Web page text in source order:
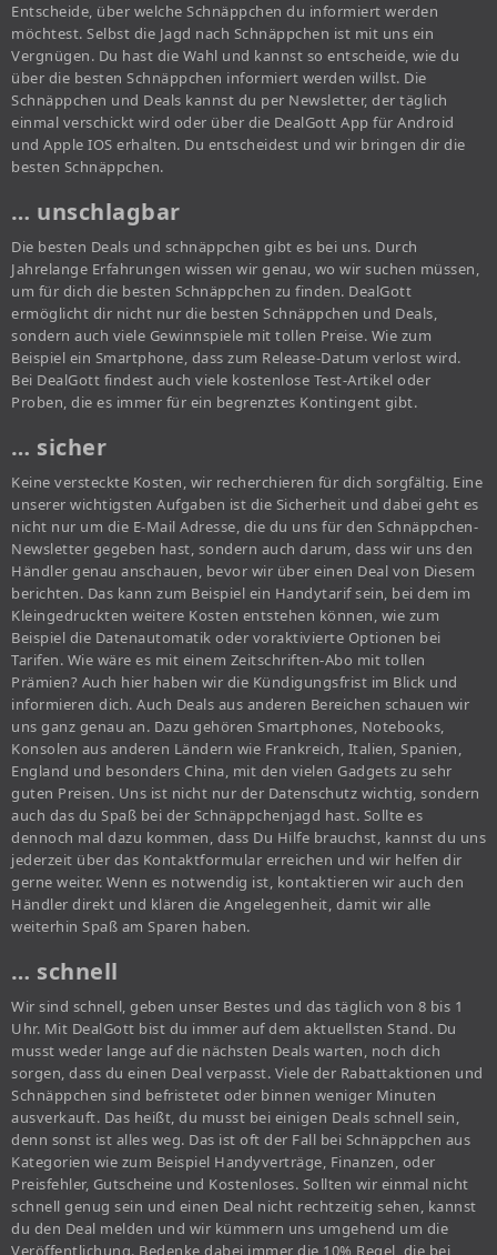
Entscheide, über welche Schnäppchen du informiert werden
möchtest. Selbst die Jagd nach Schnäppchen ist mit uns ein
Vergnügen. Du hast die Wahl und kannst so entscheide, wie du
über die besten Schnäppchen informiert werden willst. Die
Schnäppchen und Deals kannst du per Newsletter, der täglich
einmal verschickt wird oder über die DealGott App für Android
und Apple IOS erhalten. Du entscheidest und wir bringen dir die
besten Schnäppchen.
… unschlagbar
Die besten Deals und schnäppchen gibt es bei uns. Durch
Jahrelange Erfahrungen wissen wir genau, wo wir suchen müssen,
um für dich die besten Schnäppchen zu finden. DealGott
ermöglicht dir nicht nur die besten Schnäppchen und Deals,
sondern auch viele Gewinnspiele mit tollen Preise. Wie zum
Beispiel ein Smartphone, dass zum Release-Datum verlost wird.
Bei DealGott findest auch viele kostenlose Test-Artikel oder
Proben, die es immer für ein begrenztes Kontingent gibt.
… sicher
Keine versteckte Kosten, wir recherchieren für dich sorgfältig. Eine
unserer wichtigsten Aufgaben ist die Sicherheit und dabei geht es
nicht nur um die E-Mail Adresse, die du uns für den Schnäppchen-
Newsletter gegeben hast, sondern auch darum, dass wir uns den
Händler genau anschauen, bevor wir über einen Deal von Diesem
berichten. Das kann zum Beispiel ein Handytarif sein, bei dem im
Kleingedruckten weitere Kosten entstehen können, wie zum
Beispiel die Datenautomatik oder voraktivierte Optionen bei
Tarifen. Wie wäre es mit einem Zeitschriften-Abo mit tollen
Prämien? Auch hier haben wir die Kündigungsfrist im Blick und
informieren dich. Auch Deals aus anderen Bereichen schauen wir
uns ganz genau an. Dazu gehören Smartphones, Notebooks,
Konsolen aus anderen Ländern wie Frankreich, Italien, Spanien,
England und besonders China, mit den vielen Gadgets zu sehr
guten Preisen. Uns ist nicht nur der Datenschutz wichtig, sondern
auch das du Spaß bei der Schnäppchenjagd hast. Sollte es
dennoch mal dazu kommen, dass Du Hilfe brauchst, kannst du uns
jederzeit über das Kontaktformular erreichen und wir helfen dir
gerne weiter. Wenn es notwendig ist, kontaktieren wir auch den
Händler direkt und klären die Angelegenheit, damit wir alle
weiterhin Spaß am Sparen haben.
… schnell
Wir sind schnell, geben unser Bestes und das täglich von 8 bis 1
Uhr. Mit DealGott bist du immer auf dem aktuellsten Stand. Du
musst weder lange auf die nächsten Deals warten, noch dich
sorgen, dass du einen Deal verpasst. Viele der Rabattaktionen und
Schnäppchen sind befristetet oder binnen weniger Minuten
ausverkauft. Das heißt, du musst bei einigen Deals schnell sein,
denn sonst ist alles weg. Das ist oft der Fall bei Schnäppchen aus
Kategorien wie zum Beispiel Handyverträge, Finanzen, oder
Preisfehler, Gutscheine und Kostenloses. Sollten wir einmal nicht
schnell genug sein und einen Deal nicht rechtzeitig sehen, kannst
du den Deal melden und wir kümmern uns umgehend um die
Veröffentlichung. Bedenke dabei immer die 10% Regel, die bei